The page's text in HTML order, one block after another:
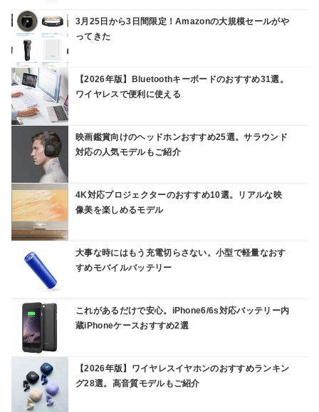
3月25日から3日間限定！Amazonの大規模セールがや
ってきた
【2026年版】Bluetoothキーボードのおすすめ31選。
ワイヤレスで便利に使える
映画鑑賞向けのヘッドホンおすすめ25選。サラウンド
対応の人気モデルもご紹介
4K対応プロジェクターのおすすめ10選。リアルな映
像美を楽しめるモデル
大事な時にはもう充電切らさない。小型で軽量なおす
すめモバイルバッテリー
これがあるだけで安心。iPhone6/6s対応バッテリー内
蔵iPhoneケースおすすめ2選
【2026年版】ワイヤレスイヤホンのおすすめランキン
グ28選。高音質モデルもご紹介